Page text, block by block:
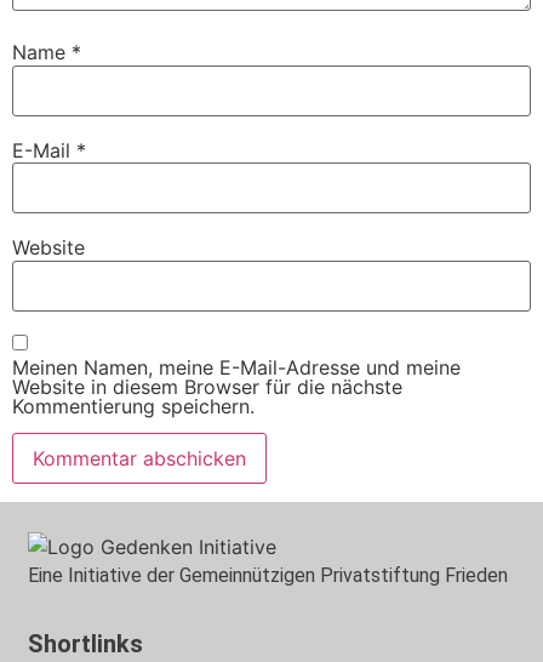
Name *
E-Mail *
Website
Meinen Namen, meine E-Mail-Adresse und meine
Website in diesem Browser für die nächste
Kommentierung speichern.
Eine Initiative der Gemeinnützigen Privatstiftung Frieden
Shortlinks